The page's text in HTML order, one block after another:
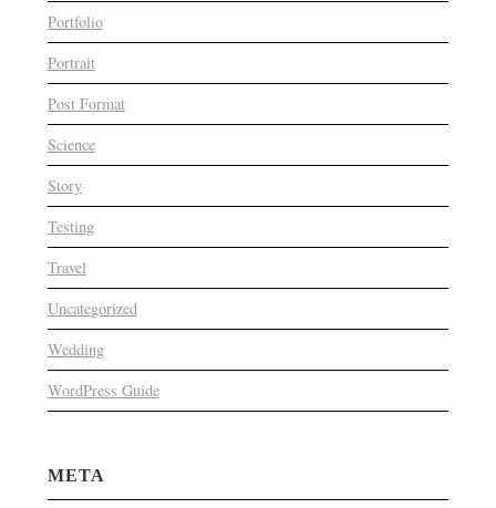
Portfolio
Portrait
Post Format
Science
Story
Testing
Travel
Uncategorized
Wedding
WordPress Guide
META